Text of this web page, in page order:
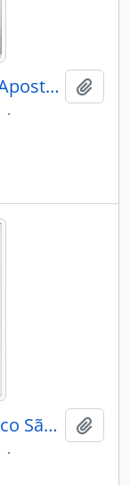
Padre e alunos do Seminário Apostólico São João de Brito a costurar
·
Padres do Seminário Apostólico São João de Brito
·